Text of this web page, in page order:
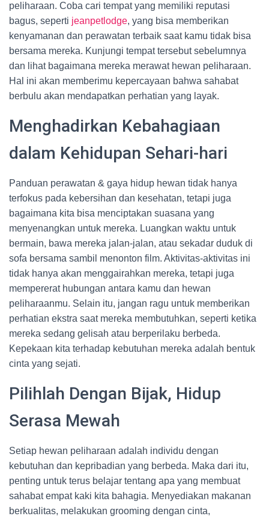
peliharaan. Coba cari tempat yang memiliki reputasi
bagus, seperti jeanpetlodge, yang bisa memberikan
kenyamanan dan perawatan terbaik saat kamu tidak bisa
bersama mereka. Kunjungi tempat tersebut sebelumnya
dan lihat bagaimana mereka merawat hewan peliharaan.
Hal ini akan memberimu kepercayaan bahwa sahabat
berbulu akan mendapatkan perhatian yang layak.
Menghadirkan Kebahagiaan
dalam Kehidupan Sehari-hari
Panduan perawatan & gaya hidup hewan tidak hanya
terfokus pada kebersihan dan kesehatan, tetapi juga
bagaimana kita bisa menciptakan suasana yang
menyenangkan untuk mereka. Luangkan waktu untuk
bermain, bawa mereka jalan-jalan, atau sekadar duduk di
sofa bersama sambil menonton film. Aktivitas-aktivitas ini
tidak hanya akan menggairahkan mereka, tetapi juga
mempererat hubungan antara kamu dan hewan
peliharaanmu. Selain itu, jangan ragu untuk memberikan
perhatian ekstra saat mereka membutuhkan, seperti ketika
mereka sedang gelisah atau berperilaku berbeda.
Kepekaan kita terhadap kebutuhan mereka adalah bentuk
cinta yang sejati.
Pilihlah Dengan Bijak, Hidup
Serasa Mewah
Setiap hewan peliharaan adalah individu dengan
kebutuhan dan kepribadian yang berbeda. Maka dari itu,
penting untuk terus belajar tentang apa yang membuat
sahabat empat kaki kita bahagia. Menyediakan makanan
berkualitas, melakukan grooming dengan cinta,